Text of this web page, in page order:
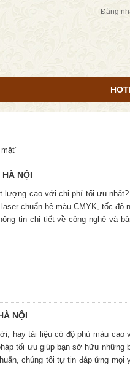
Đăng
"
NỘI
lượng cao với chi phí tối ưu
chuẩn hệ màu CMYK, tốc độ
tin chi tiết về công nghệ và
NỘI
hay tài liệu có độ phủ màu cao
tối ưu giúp bạn sở hữu những
chúng tôi tự tin đáp ứng mọi